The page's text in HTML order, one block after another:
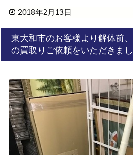
2018年2月13日
東大和市のお客様より解体前
の買取りご依頼をいただきま